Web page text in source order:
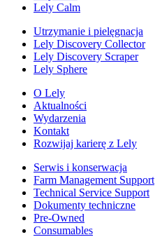
Lely Calm
Utrzymanie i pielęgnacja
Lely Discovery Collector
Lely Discovery Scraper
Lely Sphere
O Lely
Aktualności
Wydarzenia
Kontakt
Rozwijaj karierę z Lely
Serwis i konserwacja
Farm Management Support
Technical Service Support
Dokumenty techniczne
Pre-Owned
Consumables